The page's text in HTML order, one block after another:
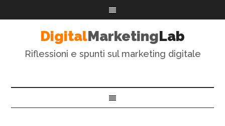
DigitalMarketingLab
Riflessioni e spunti sul marketing digitale